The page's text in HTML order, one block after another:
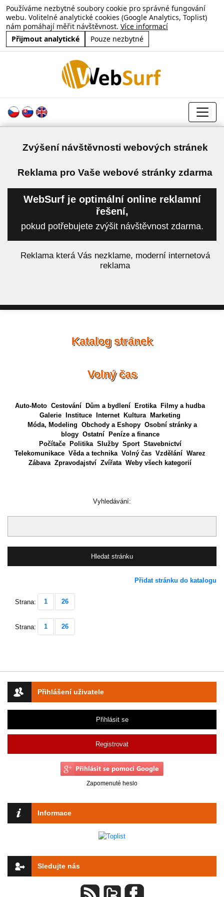
Používáme nezbytné soubory cookie pro správné fungování
webu. Volitelné analytické cookies (Google Analytics, Toplist)
nám pomáhají měřit návštěvnost. Více informací
Přijmout analytické
Pouze nezbytné
Zvýšení návštěvnosti webových stránek
Reklama pro Vaše webové stránky zdarma
WebSurf je optimální online reklamní
řešení,
pokud potřebujete zvýšit návštěvnost zdarma.
Reklama která Vás nezklame, moderní internetová
reklama
Přihlášení uživatele
Přihlásit se
Registrovat
Zapomenuté heslo
Informace
Sledujte nás
Katalog stránek
Volný čas
Auto-Moto Cestování Dům a bydlení Erotika
Filmy a hudba
Galerie
Instituce Internet Kultura
Marketing
Móda, Modeling Obchody a Eshopy Osobní stránky a
blogy Ostatní
Peníze a finance
Počítače
Politika Služby Sport Stavebnictví
Telekomunikace Věda a technika Volný čas Vzdělání Warez
Zábava Zpravodajství Zvířata Weby všech kategorií
Vyhledávání:
Přidat stránku do katalogu
Strana: 1 26
Strana: 1 26